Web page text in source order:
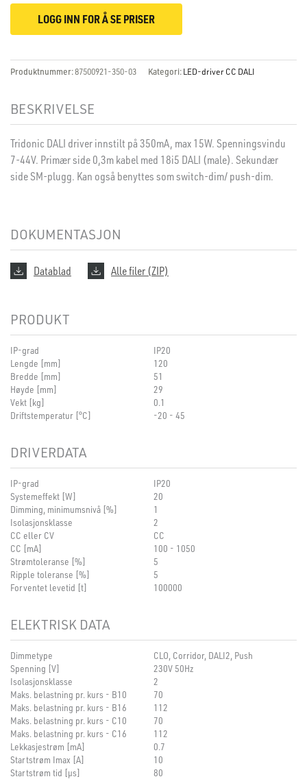
LOGG INN FOR Å SE PRISER
Produktnummer:87500921-350-03 Kategori: LED-driver CC DALI
BESKRIVELSE
Tridonic DALI driver innstilt på 350mA, max 15W. Spenningsvindu
7-44V. Primær side 0,3m kabel med 18i5 DALI (male). Sekundær
side SM-plugg. Kan også benyttes som switch-dim/ push-dim.
DOKUMENTASJON
Datablad Alle filer (ZIP)
PRODUKT
IP-grad
IP20
Lengde [mm]
120
Bredde [mm]
51
Høyde [mm]
29
Vekt [kg]
0.1
Driftstemperatur [°C]
-20 - 45
DRIVERDATA
IP-grad
IP20
Systemeffekt [W]
20
Dimming, minimumsnivå [%]
1
Isolasjonsklasse
2
CC eller CV
CC
CC [mA]
100 - 1050
Strømtoleranse [%]
5
Ripple toleranse [%]
5
Forventet levetid [t]
100000
ELEKTRISK DATA
Dimmetype
CLO, Corridor, DALI2, Push
Spenning [V]
230V 50Hz
Isolasjonsklasse
2
Maks. belastning pr. kurs - B10
70
Maks. belastning pr. kurs - B16
112
Maks. belastning pr. kurs - C10
70
Maks. belastning pr. kurs - C16
112
Lekkasjestrøm [mA]
0.7
Startstrøm Imax [A]
10
Startstrøm tid [µs]
80